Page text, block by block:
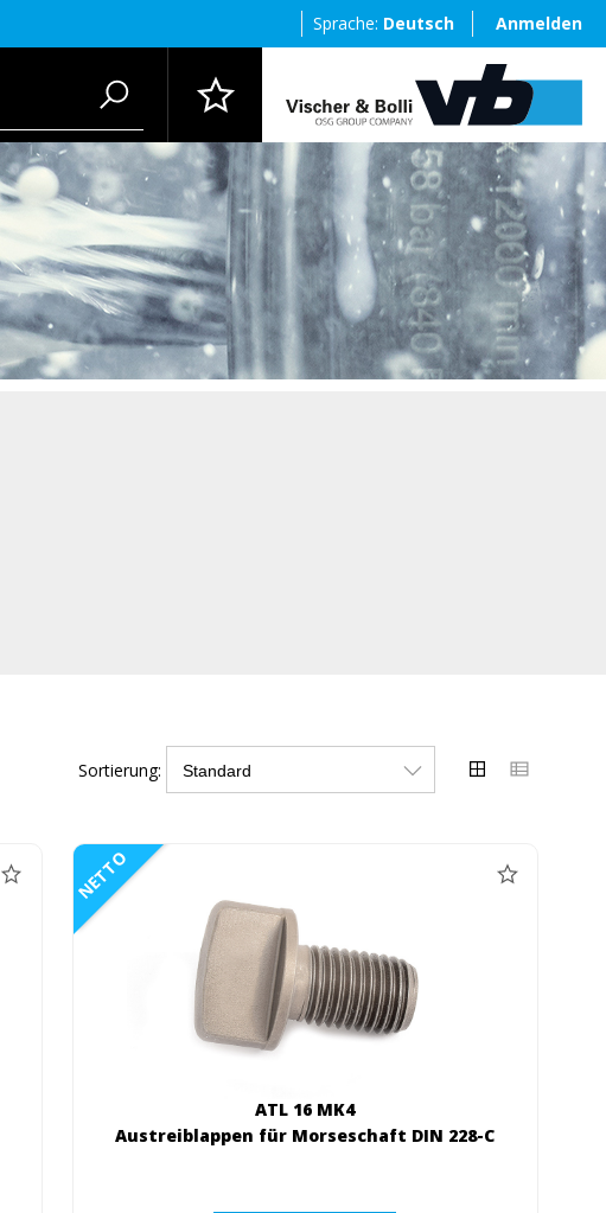
Sprache: Deutsch Anmelden
Sortierung:
NETTO
ATL 16 MK4
Austreiblappen für Morseschaft DIN 228-C